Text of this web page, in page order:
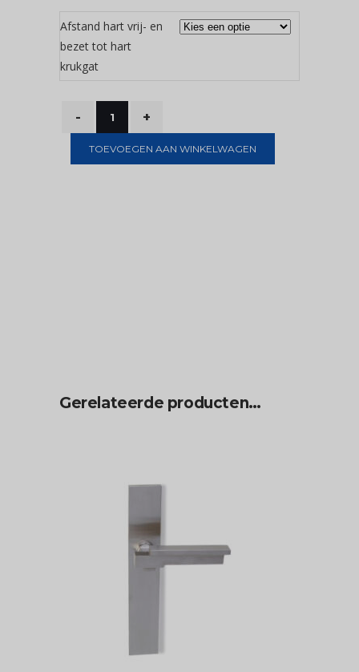
Afstand hart vrij- en
bezet tot hart
krukgat
TOEVOEGEN AAN WINKELWAGEN
Gerelateerde producten…